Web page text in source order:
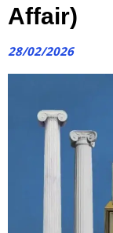
Affair)
28/02/2026